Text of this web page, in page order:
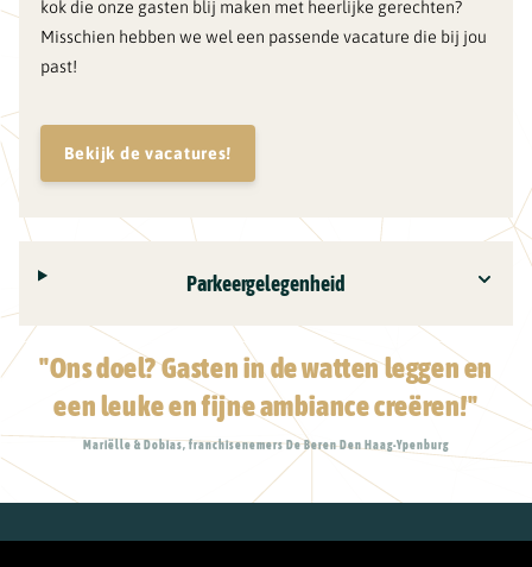
kok die onze gasten blij maken met heerlijke gerechten?
Misschien hebben we wel een passende vacature die bij jou
past!
Bekijk de vacatures!
Parkeergelegenheid
"Ons doel? Gasten in de watten leggen en
een leuke en fijne ambiance creëren!"
Mariëlle & Dobias, franchisenemers De Beren Den Haag-Ypenburg